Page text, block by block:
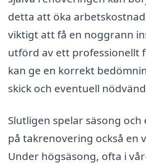
detta att öka
viktigt att få en noggrann
utförd av ett professionellt
kan ge en korrekt
skick och eventuell
Slutligen spelar säsong
på takrenovering också en
Under högsäsong, ofta i